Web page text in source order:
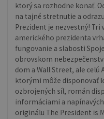
ktorý sa rozhodne konať.
na tajné stretnutie a
Prezident je nezvestný! Tri
amerického prezidenta
fungovanie a slabosti
obrovskom
dom a Wall Street, ale
ktorými môže disponovať
ozbrojených síl, román
informáciami a
originálu The President is